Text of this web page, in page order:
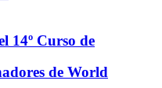
14º Curso de
de World